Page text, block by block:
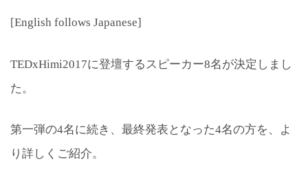
[English follows Japanese]
TEDxHimi2017に登壇するスピーカー8名が決定しまし
た。
第一弾の4名に続き、最終発表となった4名の方を、よ
り詳しくご紹介。